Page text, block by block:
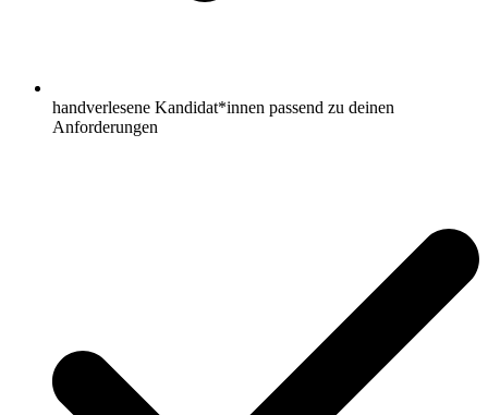
handverlesene Kandidat*innen passend zu deinen
Anforderungen